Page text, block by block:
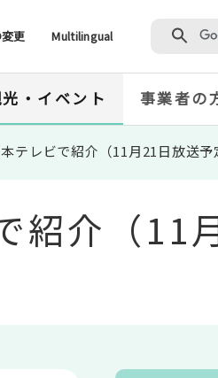
更 Multilingual
・イベント 事業者の
テレビで紹介（11月21日放送予
紹介（11